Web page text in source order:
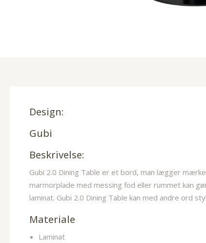
Design:
Gubi
Beskrivelse:
Gubi 2.0 Dining Table er et bord, man lægger
marmorplade med messing fod eller rummet kan
laminat. Gubi 2.0 Dining Table kan med andre ord
Materiale
Laminat